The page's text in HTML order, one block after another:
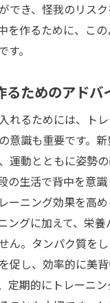
でき、怪我のリス
を作るために、こ
。
るためのアドバ
れるためには、ト
意識も重要です。
運動とともに姿勢
の生活で背中を意
ーニング効果を高
ングに加えて、栄
ん。タンパク質を
促し、効率的に美
定期的にトレーニ